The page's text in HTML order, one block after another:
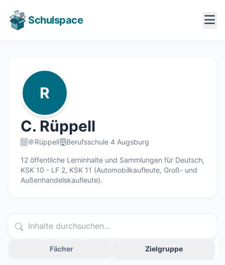
Schulspace
R
C. Rüppell
Rüppell Berufsschule 4 Augsburg
12 öffentliche Lerninhalte und Sammlungen für Deutsch,
KSK 10 - LF 2, KSK 11 (Automobilkaufleute, Groß- und
Außenhandelskaufleute).
Fächer Zielgruppe